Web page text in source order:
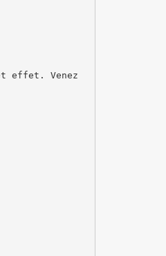
effet. Venez